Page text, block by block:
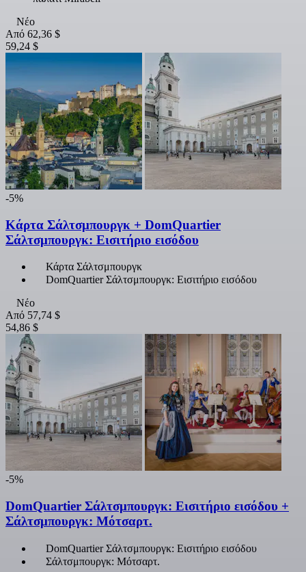
Νέο
Από 62,36 $
59,24 $
-5%
Κάρτα Σάλτσμπουργκ + DomQuartier
Σάλτσμπουργκ: Εισιτήριο εισόδου
Κάρτα Σάλτσμπουργκ
DomQuartier Σάλτσμπουργκ: Εισιτήριο εισόδου
Νέο
Από 57,74 $
54,86 $
-5%
DomQuartier Σάλτσμπουργκ: Εισιτήριο εισόδου +
Σάλτσμπουργκ: Μότσαρτ.
DomQuartier Σάλτσμπουργκ: Εισιτήριο εισόδου
Σάλτσμπουργκ: Μότσαρτ.